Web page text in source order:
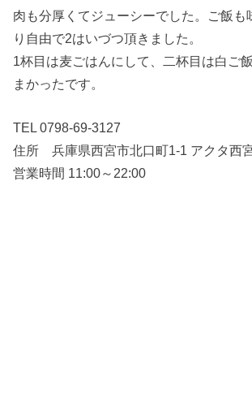
肉も分厚くてジューシーでした。ご飯も
り自由で2はいづつ頂きました。
1杯目は麦ごはんにして、二杯目は白ご
まかったです。
TEL 0798-69-3127
住所 兵庫県西宮市北口町1-1 アクタ西
営業時間 11:00～22:00